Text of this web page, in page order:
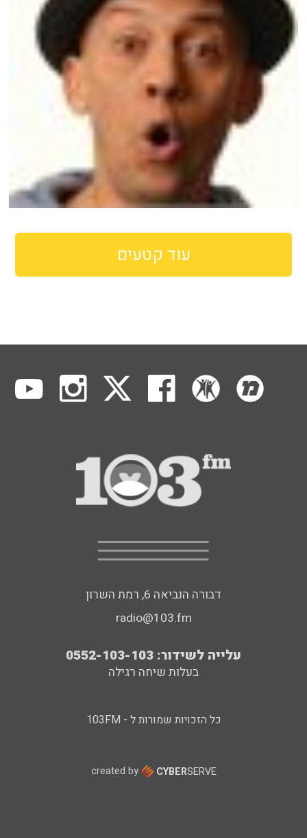
עוד קטעים
דבורה הנביאה 6, רמת השרון
radio@103.fm
עלייה לשידור: 0552-103-103
בעלות שיחה רגילה
כל הזכויות שמורות ל - 103FM
created by CYBERSERVE